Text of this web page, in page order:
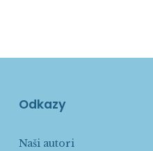
Odkazy
Naši autori